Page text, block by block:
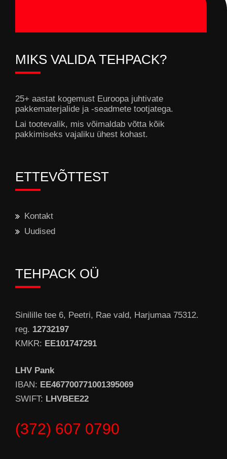
MIKS VALIDA TEHPACK?
25+ aastat kogemust Euroopa juhtivate
pakkematerjalide ja -seadmete tootjatega.
Lai tootevalik, mis võimaldab võtta kõik
pakkimiseks vajaliku ühest kohast.
ETTEVÕTTEST
Kontakt
Uudised
TEHPACK OÜ
Sinilille tee 6, Peetri, Rae vald, Harjumaa 75312.
reg. 12732197
KMKR: EE101747291
LHV Pank
IBAN: EE467700771001395069
SWIFT: LHVBEE22
(372) 607 0790